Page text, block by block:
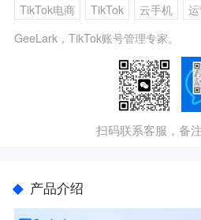
TikTok电商 TikTok 云手机
GeeLark，TikTok账号管理专家。
扫码联系客服，备
产品介绍